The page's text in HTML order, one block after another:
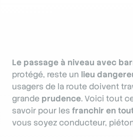
Le passage à niveau avec
protégé, reste un lieu
usagers de la route doivent
grande prudence. Voici tout
savoir pour les franchir en
vous soyez conducteur,